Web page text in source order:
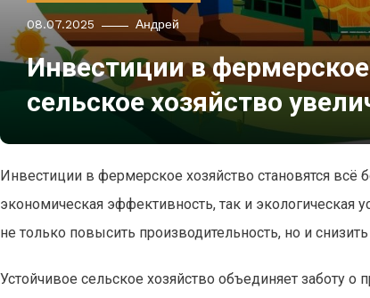
08.07.2025 Андрей
Инвестиции в
сельское хозяйство
Инвестиции в фермерское хозяйство становятся
экономическая эффективность, так и
не только повысить производительность, но и
Устойчивое сельское хозяйство объединяет заботу